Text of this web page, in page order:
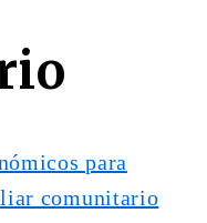
para
comunitario